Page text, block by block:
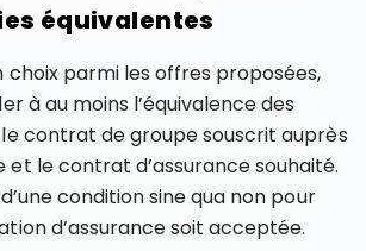
équivalentes
choix parmi les offres proposées,
à au moins l’équivalence des
contrat de groupe souscrit auprès
et le contrat d’assurance souhaité.
condition sine qua non pour
d’assurance soit acceptée.